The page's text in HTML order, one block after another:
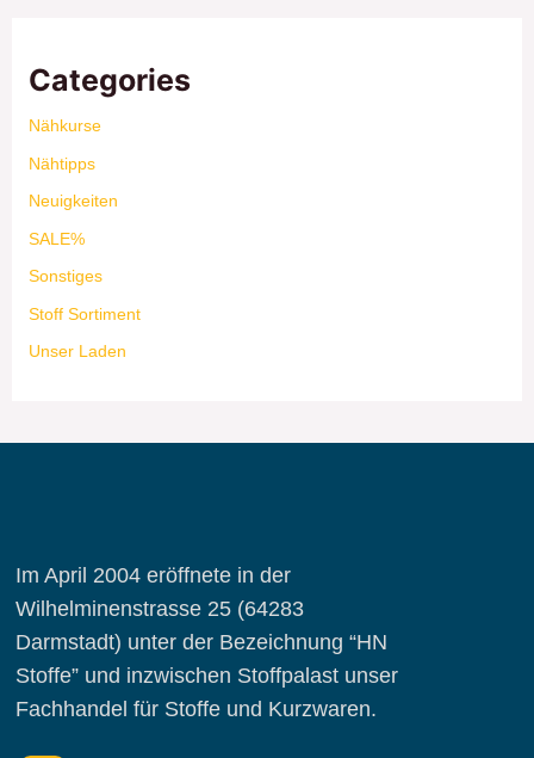
Categories
Nähkurse
Nähtipps
Neuigkeiten
SALE%
Sonstiges
Stoff Sortiment
Unser Laden
Im April 2004 eröffnete in der
Wilhelminenstrasse 25 (64283
Darmstadt) unter der Bezeichnung “HN
Stoffe” und inzwischen Stoffpalast unser
Fachhandel für Stoffe und Kurzwaren.